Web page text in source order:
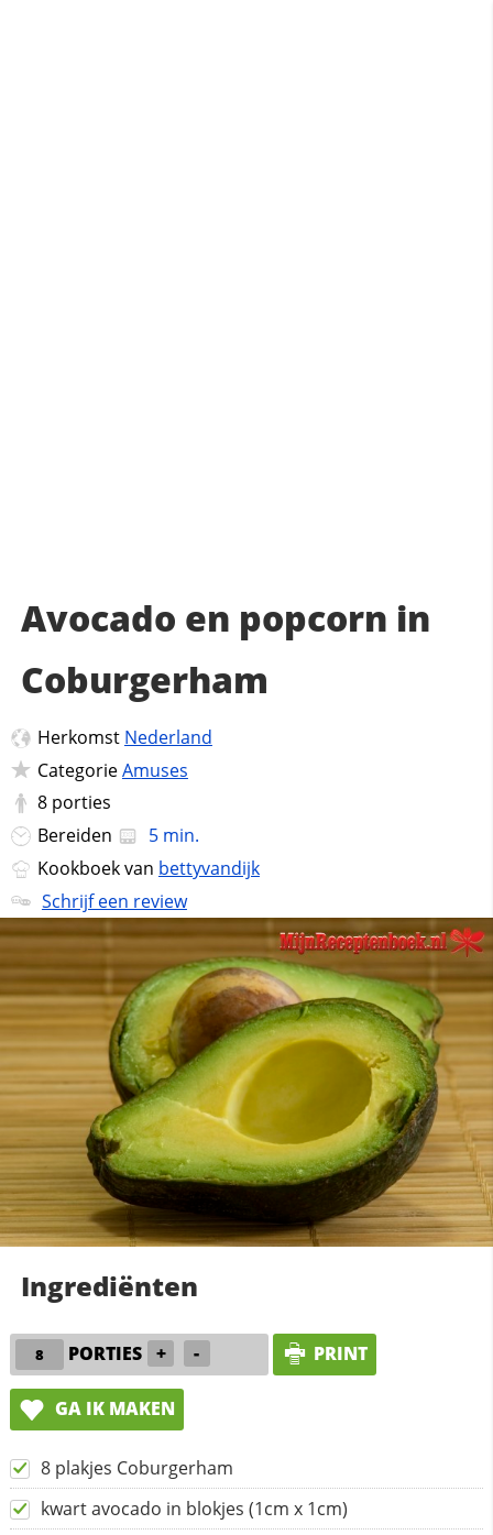
Avocado en popcorn in
Coburgerham
Herkomst Nederland
CategorieAmuses
8 porties
Bereiden
5 min.
Kookboek van bettyvandijk
Schrijf een review
Ingrediënten
PORTIES + - PRINT
GA IK MAKEN
8 plakjes Coburgerham
kwart avocado in blokjes (1cm x 1cm)